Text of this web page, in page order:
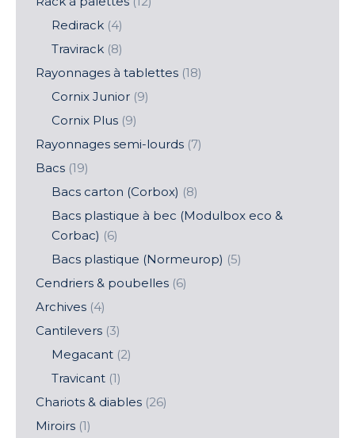
Redirack (4)
Travirack (8)
Rayonnages à tablettes (18)
Cornix Junior (9)
Cornix Plus (9)
Rayonnages semi-lourds (7)
Bacs (19)
Bacs carton (Corbox) (8)
Bacs plastique à bec (Modulbox eco &
Corbac) (6)
Bacs plastique (Normeurop) (5)
Cendriers & poubelles (6)
Archives (4)
Cantilevers (3)
Megacant (2)
Travicant (1)
Chariots & diables (26)
Miroirs (1)